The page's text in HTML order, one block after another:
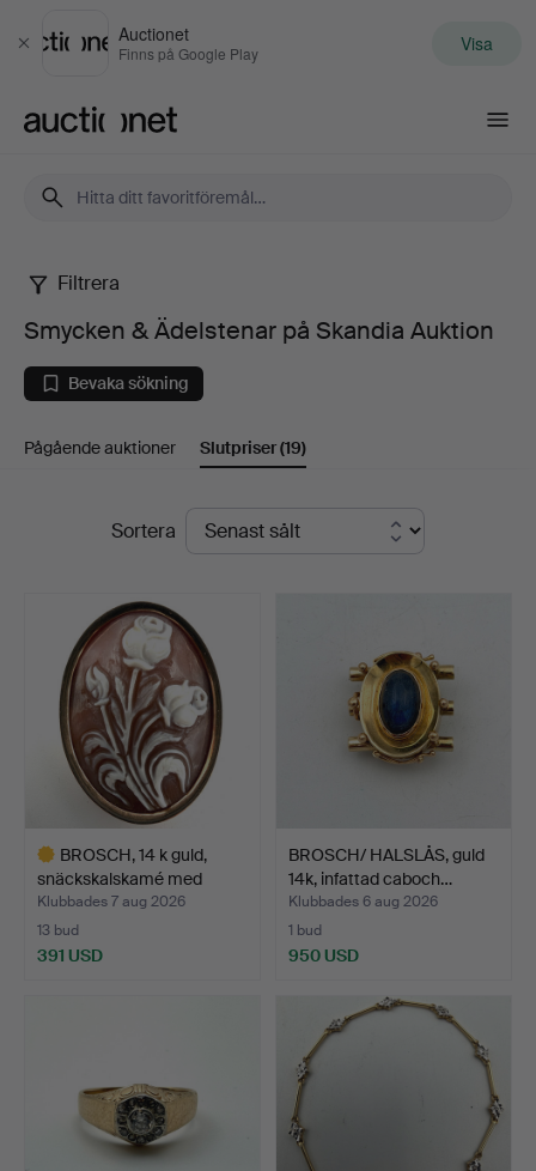
Stäng
Auctionet
Finns på Google Play Visa
Smycken
Ädelstenar
på
Skandia
Filtrera
Smycken & Ädelstenar på Skandia Auktion
Bevaka sökning
Pågående auktioner Slutpriser(19)
SlutpriserSortera
BROSCH, 14 k guld,
snäckskalskamé med
skur…
Klubbades 7 aug 2026
13 bud
391 USD
BROSCH/ HALSLÅS, guld
14k, infattad caboch…
Klubbades 6 aug 2026
1 bud
950 USD